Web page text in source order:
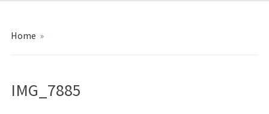
Home »
IMG_7885